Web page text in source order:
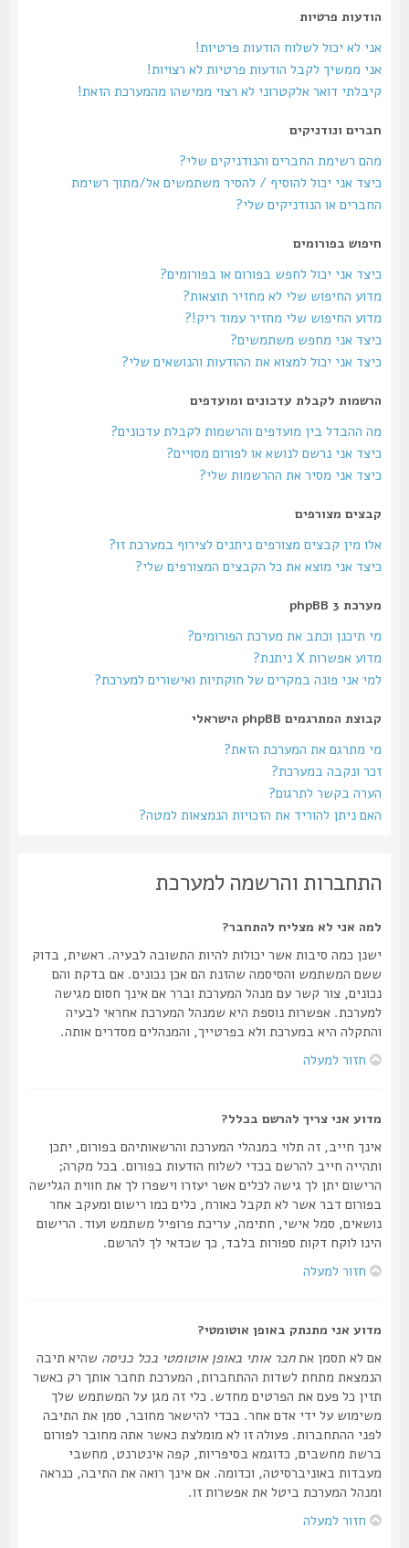
הודעות פרטיות
אני לא יכול לשלוח הודעות פרטיות!
אני ממשיך לקבל הודעות פרטיות לא רצויות!
קיבלתי דואר אלקטרוני לא רצוי ממישהו מהמערכת הזאת!
חברים ונודניקים
מהם רשימת החברים והנודניקים שלי?
כיצד אני יכול להוסיף / להסיר משתמשים אל/מתוך רשימת
החברים או הנודניקים שלי?
חיפוש בפורומים
כיצד אני יכול לחפש בפורום או בפורומים?
מדוע החיפוש שלי לא מחזיר תוצאות?
מדוע החיפוש שלי מחזיר עמוד ריק!?
כיצד אני מחפש משתמשים?
כיצד אני יכול למצוא את ההודעות והנושאים שלי?
הרשמות לקבלת עדכונים ומועדפים
מה ההבדל בין מועדפים והרשמות לקבלת עדכונים?
כיצד אני נרשם לנושא או לפורום מסויים?
כיצד אני מסיר את ההרשמות שלי?
קבצים מצורפים
אלו מין קבצים מצורפים ניתנים לצירוף במערכת זו?
כיצד אני מוצא את כל הקבצים המצורפים שלי?
מערכת phpBB 3
מי תיכנן וכתב את מערכת הפורומים?
מדוע אפשרות X ניתנת?
למי אני פונה במקרים של חוקתיות ואישורים למערכת?
קבוצת המתרגמים phpBB הישראלי
מי מתרגם את המערכת הזאת?
זכר ונקבה במערכת?
הערה בקשר לתרגום?
האם ניתן להוריד את הזכויות הנמצאות למטה?
התחברות והרשמה למערכת
למה אני לא מצליח להתחבר?
ישנן כמה סיבות אשר יכולות להיות התשובה לבעיה. ראשית, בדוק
ששם המשתמש והסיסמה שהזנת הם אכן נכונים. אם בדקת והם
נכונים, צור קשר עם מנהל המערכת וברר אם אינך חסום מגישה
למערכת. אפשרות נוספת היא שמנהל המערכת אחראי לבעיה
והתקלה היא במערכת ולא בפרטייך, והמנהלים מסדרים אותה.
חזור למעלה
מדוע אני צריך להרשם בכלל?
אינך חייב, זה תלוי במנהלי המערכת והרשאותיהם בפורום, יתכן
ותהייה חייב להרשם בכדי לשלוח הודעות בפורום. בכל מקרה;
הרישום יתן לך גישה לכלים אשר יעזרו וישפרו לך את חווית הגלישה
בפורום דבר אשר לא תקבל כאורח, כלים כמו רישום ומעקב אחר
נושאים, סמל אישי, חתימה, עריכת פרופיל משתמש ועוד. הרישום
הינו לוקח דקות ספורות בלבד, כך שכדאי לך להרשם.
חזור למעלה
מדוע אני מתנתק באופן אוטומטי?
אם לא תסמן אתחבר אותי באופן אוטומטי בכל כניסהשהיא תיבה
הנמצאת מתחת לשדות ההתחברות, המערכת תחבר אותך רק כאשר
תזין כל פעם את הפרטים מחדש. כלי זה מגן על המשתמש שלך
משימוש על ידי אדם אחר. בכדי להישאר מחובר, סמן את התיבה
לפני ההתחברות. פעולה זו לא מומלצת כאשר אתה מחובר לפורום
ברשת מחשבים, כדוגמא בסיפריות, קפה אינטרנט, מחשבי
מעבדות באוניברסיטה, וכדומה. אם אינך רואה את התיבה, כנראה
ומנהל המערכת ביטל את אפשרות זו.
חזור למעלה